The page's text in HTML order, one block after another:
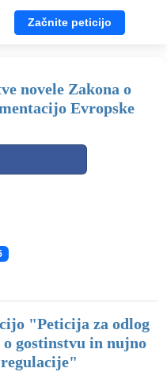
Začnite peticijo
novele Zakona o
Evropske
"Peticija za odlog
gostinstvu in nujno
"